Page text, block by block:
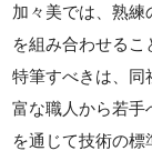
加々美では、熟
を組み合わせるこ
特筆すべきは、同
富な職人から若手
を通じて技術の